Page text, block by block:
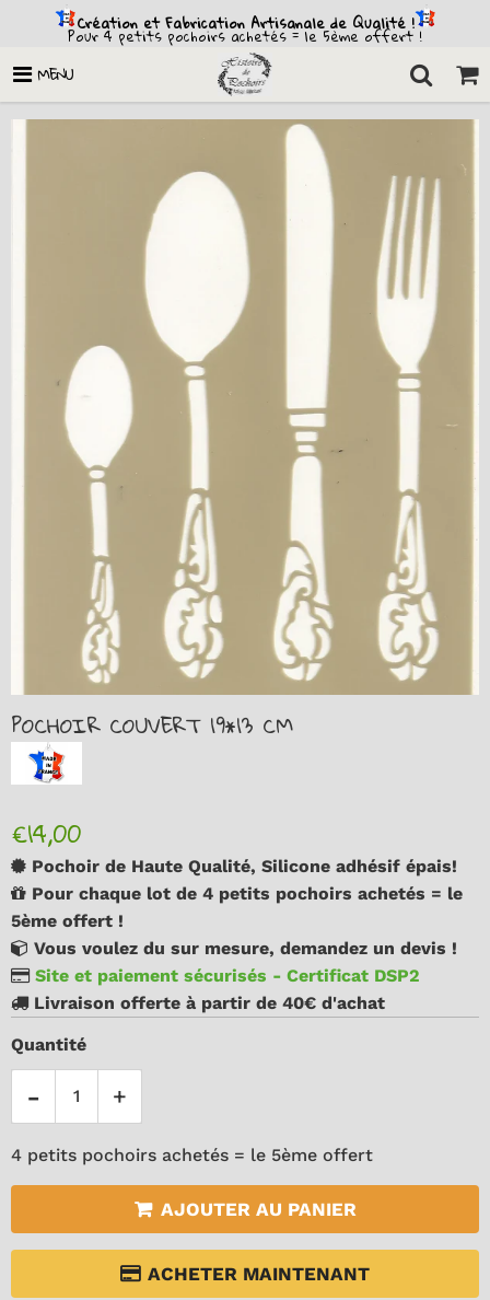
Création et Fabrication Artisanale de Qualité !
Pour 4 petits pochoirs achetés = le 5ème offert !
MENU
POCHOIR COUVERT 19*13 CM
€14,00
Pochoir de Haute Qualité, Silicone adhésif épais!
Pour chaque lot de 4 petits pochoirs achetés = le
5ème offert !
Vous voulez du sur mesure, demandez un devis !
Site et paiement sécurisés - Certificat DSP2
Livraison offerte à partir de 40€ d'achat
Quantité
+
-
4 petits pochoirs achetés = le 5ème offert
AJOUTER AU PANIER
ACHETER MAINTENANT